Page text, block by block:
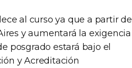
al curso ya que a partir de
y aumentará la exigencia
posgrado estará bajo el
y Acreditación